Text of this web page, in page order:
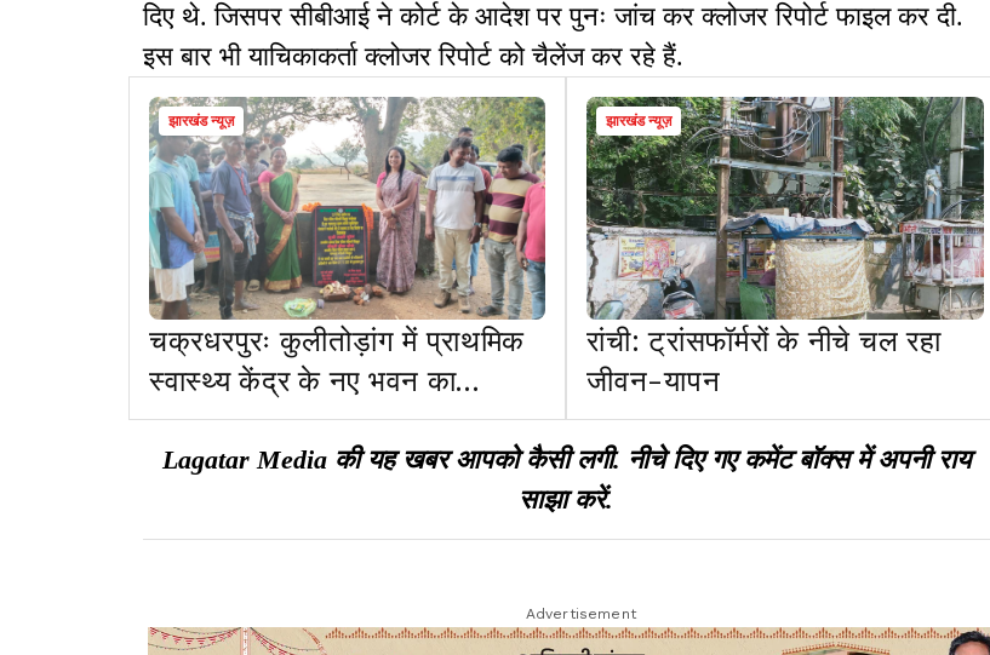
दिए थे. जिसपर सीबीआई ने कोर्ट के आदेश पर पुनः जांच कर क्लोजर रिपोर्ट फाइल कर दी.
इस बार भी याचिकाकर्ता क्लोजर रिपोर्ट को चैलेंज कर रहे हैं.
झारखंड न्यूज़
चक्रधरपुरः कुलीतोड़ांग में प्राथमिक
स्वास्थ्य केंद्र के नए भवन का
शिलान्यास
झारखंड न्यूज़
रांची: ट्रांसफॉर्मरों के नीचे चल रहा
जीवन-यापन
Lagatar Media की यह खबर आपको कैसी लगी. नीचे दिए गए कमेंट बॉक्स में अपनी राय
साझा करें.
Advertisement